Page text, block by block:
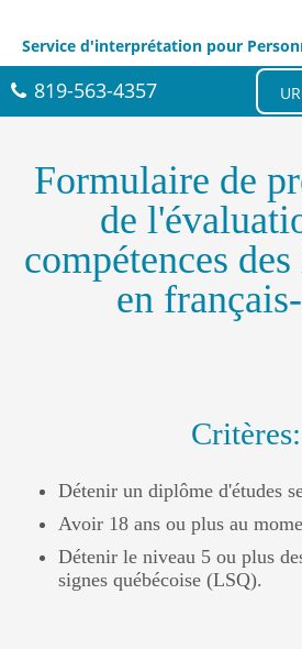
Service d'interprétation pour
819-563-4357
Formulaire de
de
compétences
en
Critères:
Détenir un diplôme d'études
Avoir 18 ans ou plus au
Détenir le niveau 5 ou plus
signes québécoise (LSQ).